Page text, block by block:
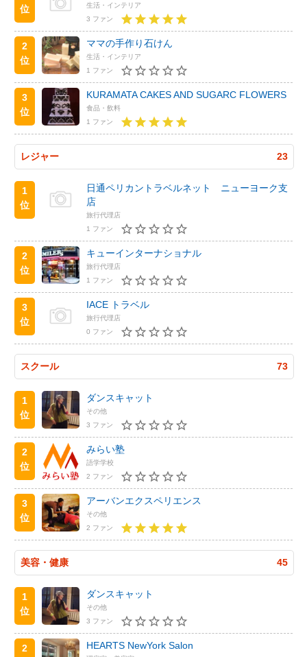
位
生活・インテリア
3 ファン
2
位
ママの手作り石けん
生活・インテリア
1 ファン
3
位
KURAMATA CAKES AND SUGARC FLOWERS
食品・飲料
1 ファン
レジャー 23
1
位
日通ペリカントラベルネット ニューヨーク支
店
旅行代理店
1 ファン
2
位
キューインターナショナル
旅行代理店
1 ファン
3
位
IACE トラベル
旅行代理店
0 ファン
スクール 73
1
位
ダンスキャット
その他
3 ファン
2
位
みらい塾
語学学校
2 ファン
3
位
アーバンエクスペリエンス
その他
2 ファン
美容・健康 45
1
位
ダンスキャット
その他
3 ファン
2
HEARTS NewYork Salon